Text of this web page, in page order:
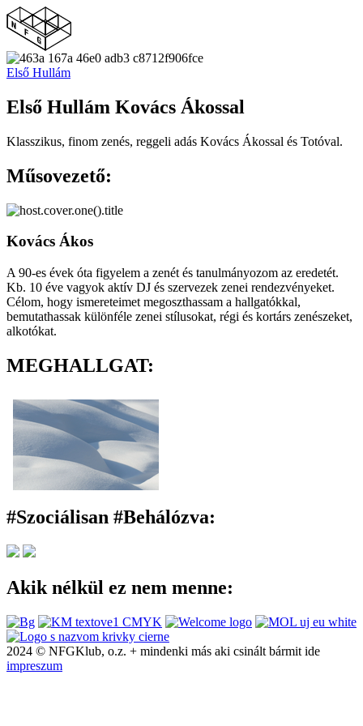
Első Hullám
Első Hullám Kovács Ákossal
Klasszikus, finom zenés, reggeli adás Kovács Ákossal és Totóval.
Műsovezető:
Kovács Ákos
A 90-es évek óta figyelem a zenét és tanulmányozom az eredetét.
Kb. 10 éve vagyok aktív DJ és szervezek zenei rendezvényeket.
Célom, hogy ismereteimet megoszthassam a hallgatókkal,
bemutathassak különféle zenei stílusokat, régi és kortárs zenészeket,
alkotókat.
MEGHALLGAT:
#Szociálisan #Behálózva:
Akik nélkül ez nem menne:
2024 © NFGKlub, o.z. + mindenki más aki csinált bármit ide
impreszum